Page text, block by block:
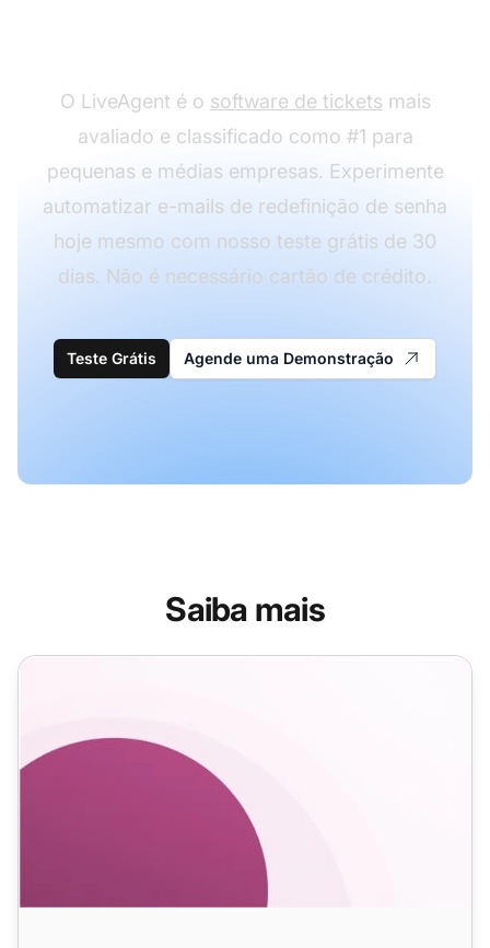
O LiveAgent é o software de tickets mais
avaliado e classificado como #1 para
pequenas e médias empresas. Experimente
automatizar e-mails de redefinição de senha
hoje mesmo com nosso teste grátis de 30
dias. Não é necessário cartão de crédito.
Teste Grátis Agende uma Demonstração
Saiba mais
Modelos de E-mail para Portal do Cliente